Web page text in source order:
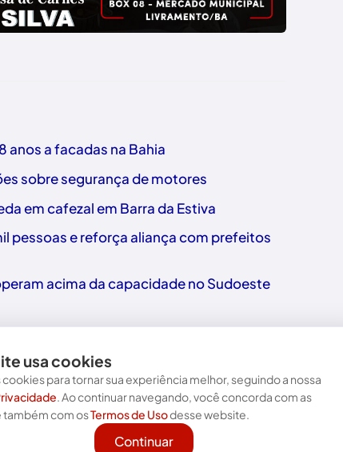
anos a facadas na Bahia
sobre segurança de motores
em cafezal em Barra da Estiva
pessoas e reforça aliança com prefeitos
acima da capacidade no Sudoeste
Nos acompanhe nas redes!
usa cookies
cookies para tornar sua experiência melhor, seguindo a nossa
. Ao continuar navegando, você concorda com as
também com osTermos de Usodesse website.
Continuar